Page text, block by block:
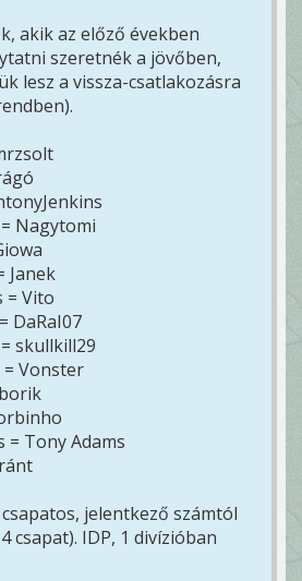
akik az előző években
szeretnék a jövőben,
lesz a vissza-csatlakozásra
Nagytomi
Janek
= Vito
DaRaI07
skullkill29
Vonster
= Tony Adams
jelentkező számtól
csapat). IDP, 1 divízióban